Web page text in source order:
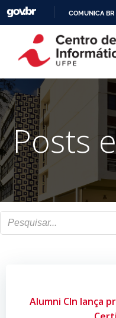
COMUNICA BR
Posts
Alumni CIn lança